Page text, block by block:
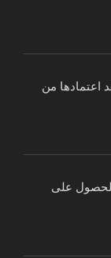
اعتمادها من
على